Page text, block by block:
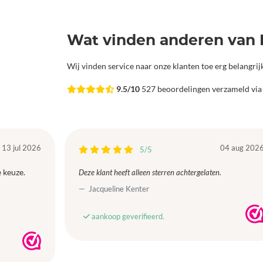
Wat vinden anderen van
Wij vinden service naar onze klanten toe erg
9.5/10527 beoordelingen verzameld
13 jul 2026 5/5 04 aug
Deze klant heeft alleen sterren achtergelaten.
Jacqueline Kenter
aankoop geverifieerd.